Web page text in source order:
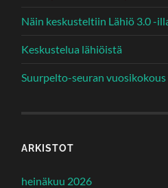
Näin keskusteltiin Lähiö 3.0 -
Keskustelua lähiöistä
Suurpelto-seuran
ARKISTOT
heinäkuu 2026